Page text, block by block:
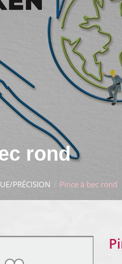
rond
PRÉCISION Pince à bec rond